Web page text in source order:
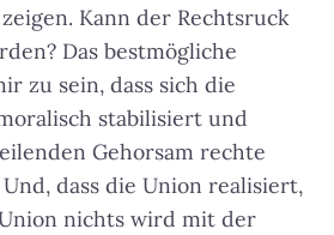
Kann der Rechtsruck
Das bestmögliche
zu sein, dass sich die
stabilisiert und
Gehorsam rechte
dass die Union realisiert,
nichts wird mit der